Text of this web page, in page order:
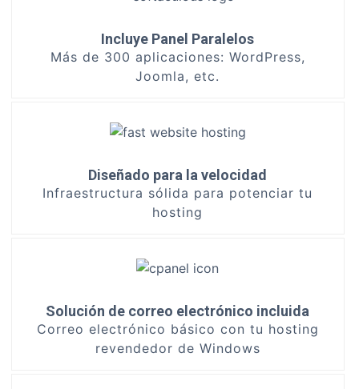
Incluye Panel Paralelos
Más de 300 aplicaciones: WordPress,
Joomla, etc.
Diseñado para la velocidad
Infraestructura sólida para potenciar tu
hosting
Solución de correo electrónico incluida
Correo electrónico básico con tu hosting
revendedor de Windows